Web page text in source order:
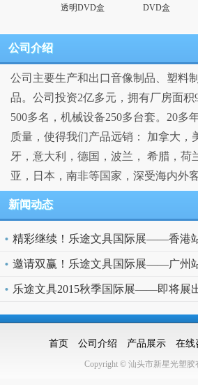
透明DVD盒
DVD盒
公司介绍
公司主要生产和出口音像制品、塑料
品。公司投资2亿多元，拥有厂房面积
500多名，机械设备250多台套。20多
质量，使得我们产品远销： 加拿大，
牙，意大利，德国，波兰， 希腊，荷
亚，日本，南非等国家，深受海内外
新闻动态
精彩继续！乐途文具国际展——香港
邀请双赢！乐途文具国际展——广州
乐途文具2015秋季国际展——即将展
首页 公司介绍 产品展示 在线
Copyright © 汕头市新星光塑胶